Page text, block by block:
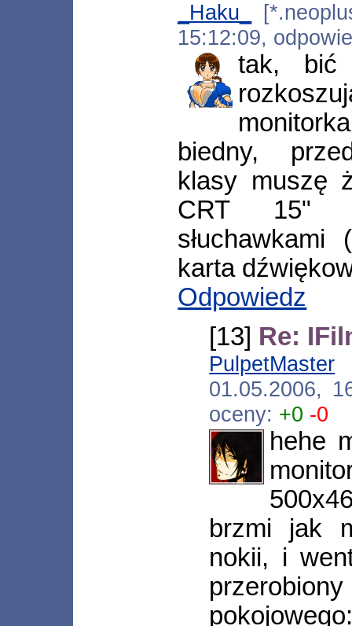
_Haku_
15:12:09,
tak, bić
biedny,
klasy muszę
CRT 15"
słuchawkami
karta
Odpowiedz
[13] Re:
PulpetMaster
01.05.2006,
oceny: +0 -0
hehe
brzmi jak
nokii, i